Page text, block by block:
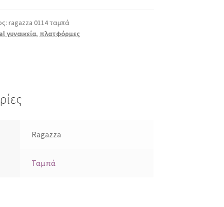
ragazza 0114 ταμπά
γυναικεία, πλατφόρμες
Ragazza
Ταμπά